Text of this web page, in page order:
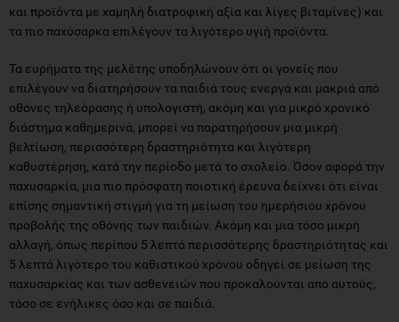
και προϊόντα με χαμηλή διατροφική αξία και λίγες βιταμίνες) και
τα πιο παχύσαρκα επιλέγουν τα λιγότερο υγιή προϊόντα.
Τα ευρήματα της μελέτης υποδηλώνουν ότι οι γονείς που
επιλέγουν να διατηρήσουν τα παιδιά τους ενεργά και μακριά από
οθόνες τηλεόρασης ή υπολογιστή, ακόμη και για μικρό χρονικό
διάστημα καθημερινά, μπορεί να παρατηρήσουν μια μικρή
βελτίωση, περισσότερη δραστηριότητα και λιγότερη
καθυστέρηση, κατά την περίοδο μετά το σχολείο. Όσον αφορά την
παχυσαρκία, μια πιο πρόσφατη ποιοτική έρευνα δείχνει ότι είναι
επίσης σημαντική στιγμή για τη μείωση του ημερήσιου χρόνου
προβολής της οθόνης των παιδιών. Ακόμη και μια τόσο μικρή
αλλαγή, όπως περίπου 5 λεπτά περισσότερης δραστηριότητας και
5 λεπτά λιγότερο του καθιστικού χρόνου οδηγεί σε μείωση της
παχυσαρκίας και των ασθενειών που προκαλούνται από αυτούς,
τόσο σε ενήλικες όσο και σε παιδιά.